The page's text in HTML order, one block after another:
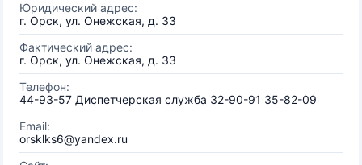
Юридический адрес:
г. Орск, ул. Онежская, д. 33
Фактический адрес:
г. Орск, ул. Онежская, д. 33
Телефон:
44-93-57 Диспетчерская служба 32-90-91 35-82-09
Email:
orsklks6@yandex.ru